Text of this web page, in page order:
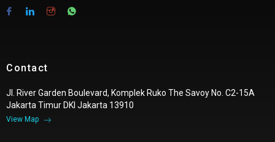
Contact
Jl. River Garden Boulevard, Komplek Ruko The Savoy No. C2-15A
Jakarta Timur DKI Jakarta 13910
View Map